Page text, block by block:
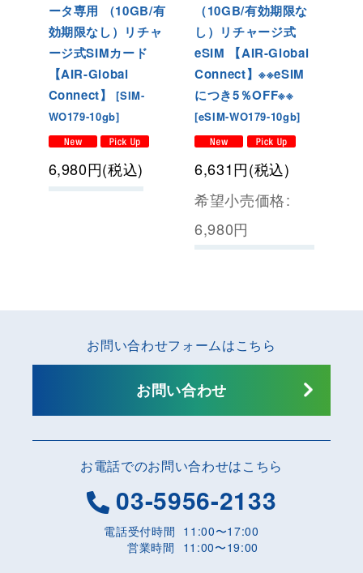
ータ専用 （10GB/有
効期限なし）リチャ
ージ式SIMカード
【AIR-Global
Connect】
[SIM-
WO179-10gb]
6,980円(税込)
（10GB/有効期限な
し）リチャージ式
eSIM 【AIR-Global
Connect】※※eSIM
につき5％OFF※※
[eSIM-WO179-10gb]
6,631円(税込)
希望小売価格:
6,980円
お電話でのお問い合わせはこちら
03-5956-2133
電話受付時間 11:00〜17:00
営業時間
11:00〜19:00
お問い合わせフォームはこちら
お問い合わせ